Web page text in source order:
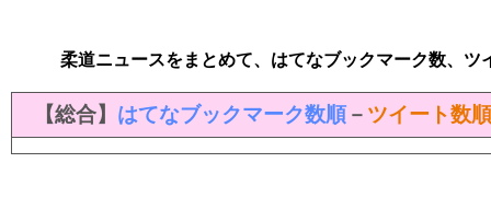
柔道ニュースをまとめて、はてなブックマーク数、
【総合】 はてなブックマーク数順 － ツイート数順